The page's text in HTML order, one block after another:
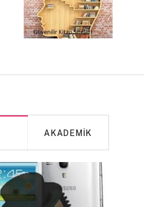
AKADEMIK
MAKALE